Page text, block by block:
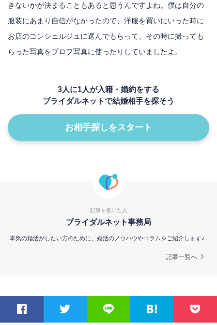
きないかが決まることもあると思うんですよね。僕は自分の
服装にあまり自信がなかったので、洋服を買いにいった時に
お店のコンシェルジュに選んでもらって、その時に撮っても
らった写真をプロフ写真に使ったりしていましたよ。
3人に1人が入籍・婚約をする
ブライダルネットで結婚相手を探そう
お相手探しをスタート
記事を書いた人
ブライダルネット事務局
本気の婚活がしたい方のために、婚活のノウハウやコラムをご紹介します♪
記事一覧へ